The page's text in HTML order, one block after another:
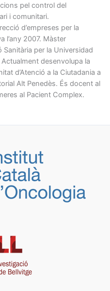
pel control del
i comunitari.
d’empreses per la
l’any 2007. Màster
Sanitària per la Universidad
desenvolupa la
d’Atenció a la Ciutadania a
Alt Penedès. És docent al
al Pacient Complex.